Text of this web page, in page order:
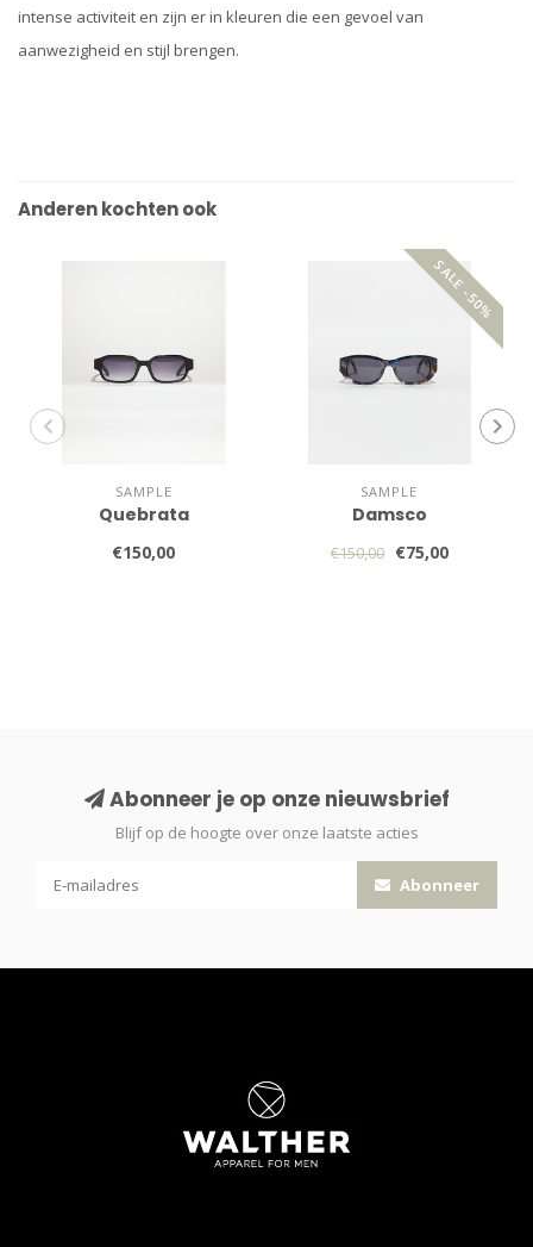
intense activiteit en zijn er in kleuren die een gevoel van
aanwezigheid en stijl brengen.
Anderen kochten ook
SAMPLE
Quebrata
€150,00
SALE -50%
SAMPLE
Damsco
€150,00 €75,00
Abonneer je op onze nieuwsbrief
Blijf op de hoogte over onze laatste acties
Abonneer